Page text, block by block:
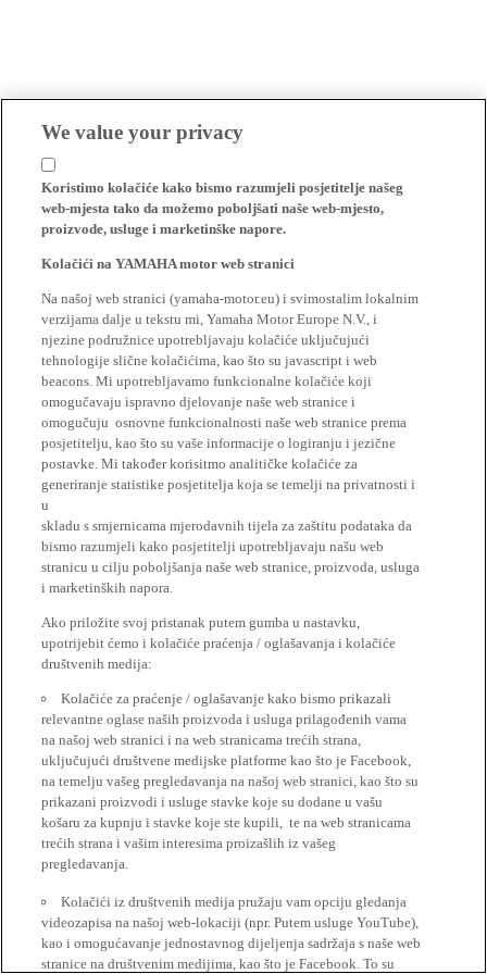
We value your privacy
Koristimo kolačiće kako bismo razumjeli posjetitelje našeg
web-mjesta tako da možemo poboljšati naše web-mjesto,
proizvode, usluge i marketinške napore.
Kolačići na YAMAHA motor web stranici
Na našoj web stranici (yamaha-motor.eu) i svimostalim lokalnim
verzijama dalje u tekstu mi, Yamaha Motor Europe N.V., i
njezine podružnice upotrebljavaju kolačiće uključujući
tehnologije slične kolačićima, kao što su javascript i web
beacons. Mi upotrebljavamo funkcionalne kolačiće koji
omogučavaju ispravno djelovanje naše web stranice i
omogučuju osnovne funkcionalnosti naše web stranice prema
posjetitelju, kao što su vaše informacije o logiranju i jezične
postavke. Mi također korisitmo analitičke kolačiće za
generiranje statistike posjetitelja koja se temelji na privatnosti i
u
skladu s smjernicama mjerodavnih tijela za zaštitu podataka da
bismo razumjeli kako posjetitelji upotrebljavaju našu web
stranicu u cilju poboljšanja naše web stranice, proizvoda, usluga
i marketinških napora.
Ako priložite svoj pristanak putem gumba u nastavku,
upotrijebit ćemo i kolačiće praćenja / oglašavanja i kolačiće
društvenih medija:
Kolačiće za praćenje / oglašavanje kako bismo prikazali
relevantne oglase naših proizvoda i usluga prilagođenih vama
na našoj web stranici i na web stranicama trećih strana,
uključujući društvene medijske platforme kao što je Facebook,
na temelju vašeg pregledavanja na našoj web stranici, kao što su
prikazani proizvodi i usluge stavke koje su dodane u vašu
košaru za kupnju i stavke koje ste kupili, te na web stranicama
trećih strana i vašim interesima proizašlih iz vašeg
pregledavanja.
Kolačići iz društvenih medija pružaju vam opciju gledanja
videozapisa na našoj web-lokaciji (npr. Putem usluge YouTube),
kao i omogućavanje jednostavnog dijeljenja sadržaja s naše web
stranice na društvenim medijima, kao što je Facebook. To su